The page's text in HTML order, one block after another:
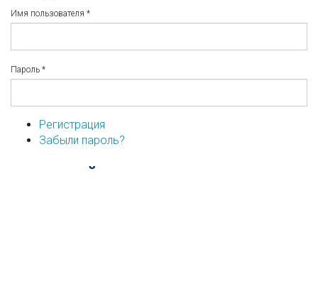
Имя пользователя *
Пароль *
Регистрация
Забыли пароль?
...или войдите используя